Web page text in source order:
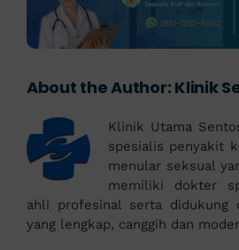
About the Author: Klinik
Klinik Utama
spesialis penyakit
menular seksual
memiliki dokter
ahli profesinal serta didukung
yang lengkap, canggih dan